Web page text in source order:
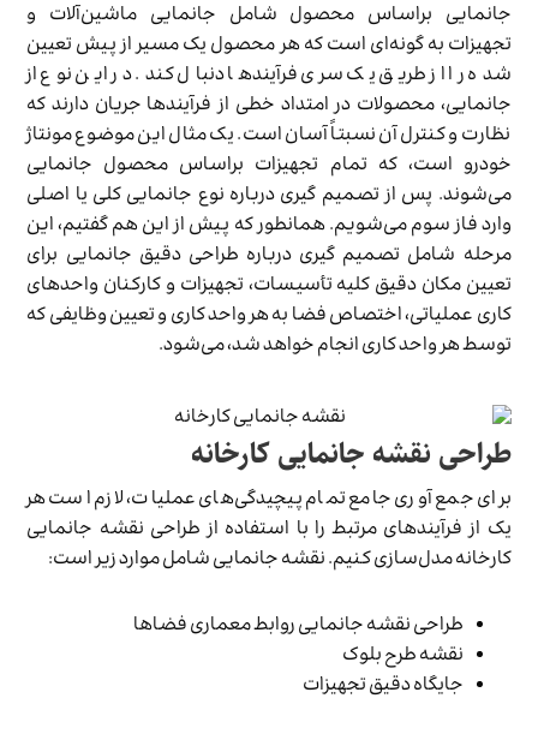
جانمایی براساس محصول شامل جانمایی ماشین‌آلات و
تجهیزات به گونه‌ای است که هر محصول یک مسیر از پیش تعیین
شده را از طریق یک سری فرآیندها دنبال کند. در این نوع از
جانمایی، محصولات در امتداد خطی از فرآیندها جریان دارند که
نظارت و کنترل آن نسبتاً آسان است. یک مثال این موضوع مونتاژ
خودرو است، که تمام تجهیزات براساس محصول جانمایی
می‌شوند. پس از تصمیم گیری درباره نوع جانمایی کلی یا اصلی
وارد فاز سوم می‌شویم. همانطور که پیش از این هم گفتیم، این
مرحله شامل تصمیم گیری درباره طراحی دقیق جانمایی برای
تعیین مکان دقیق کلیه تأسیسات، تجهیزات و کارکنان واحدهای
کاری عملیاتی، اختصاص فضا به هر واحد کاری و تعیین وظایفی که
توسط هر واحد کاری انجام خواهد شد، می‌شود.
طراحی نقشه جانمایی کارخانه
برای جمع آوری جامع تمام پیچیدگی‌های عملیات، لازم است هر
یک از فرآیندهای مرتبط را با استفاده از طراحی نقشه جانمایی
کارخانه مدل‌سازی کنیم. نقشه جانمایی شامل موارد زیر است:
طراحی نقشه جانمایی روابط معماری فضاها
نقشه طرح بلوک
جایگاه دقیق تجهیزات